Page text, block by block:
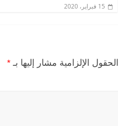
15 فبراير، 2020
الحقول الإلزامية مشار إليها بـ *